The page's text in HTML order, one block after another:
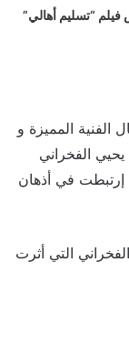
“تسليم أهالي”
الفنية المميزة و
الفخراني
إرتبطت في أذهان
التي أثرت